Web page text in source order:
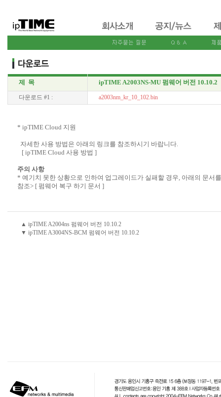
제 목 ipTIME A2003NS-MU 펌웨어 버전 10.10.2
다운로드 #1 : a2003nm_kr_10_102.bin
* ipTIME Cloud 지원
자세한 사용 방법은 아래의 링크를 참조하시기 바랍니다.
[ ipTIME Cloud 사용 방법 ]
주의 사항
* 예기치 못한 상황으로 인하여 업그레이드가 실패할 경우, 아래의 문서
참조> [ 펌웨어 복구 하기 문서 ]
▲ ipTIME A2004ns 펌웨어 버전 10.10.2
▼ ipTIME A3004NS-BCM 펌웨어 버전 10.10.2